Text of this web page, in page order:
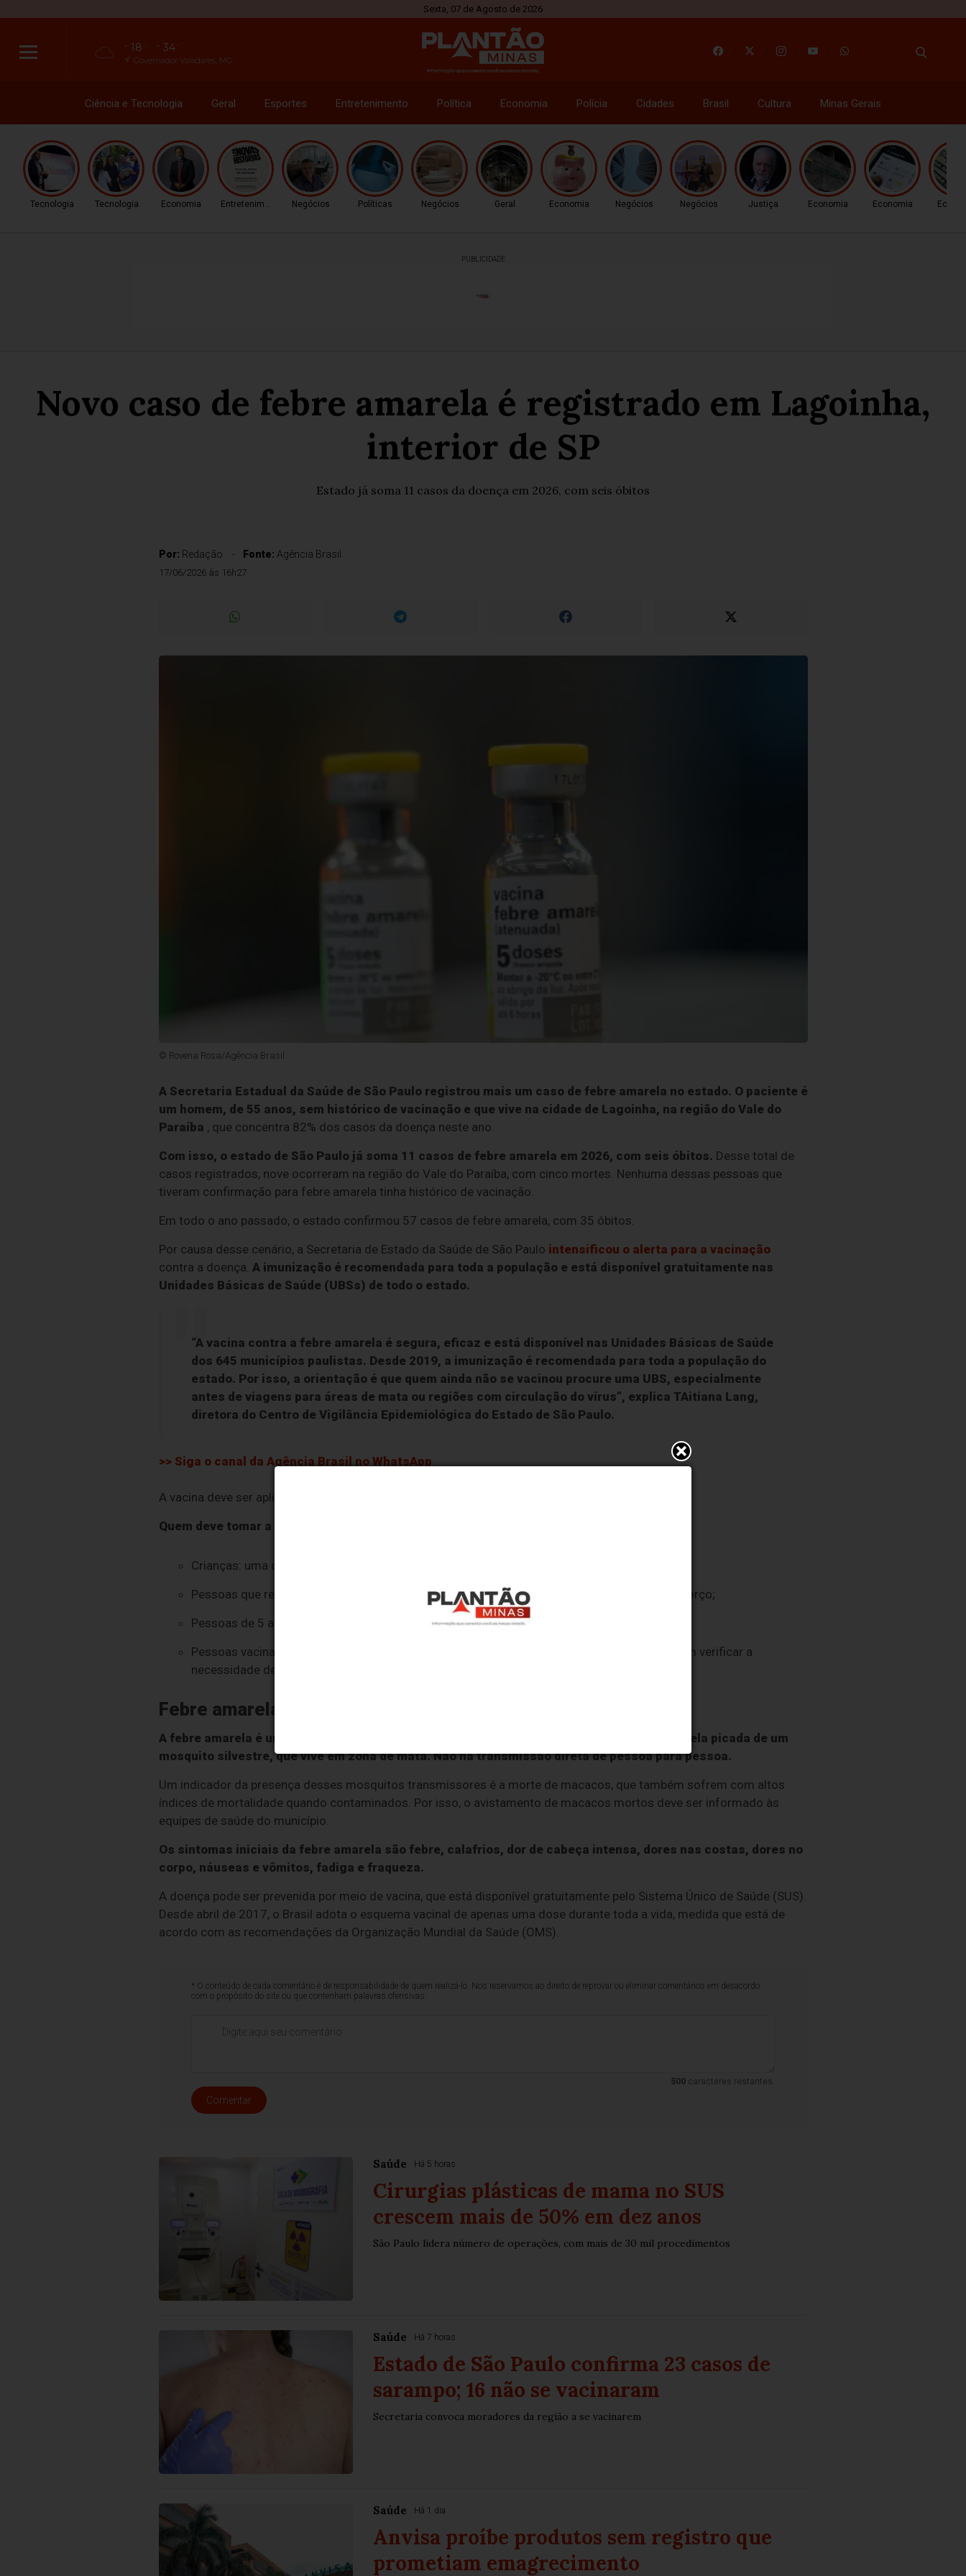
Sexta, 07 de Agosto de 2026
18 34
Governador Valadares, MG
Ciência e Tecnologia Geral Esportes Entretenimento Política Economia Polícia Cidades Brasil Cultura Minas Gerais
Tecnologia Tecnologia Economia Entretenimento Negócios Políticas Negócios Geral Economia Negócios Negócios Justiça Economia Economia
PUBLICIDADE
Novo caso de febre amarela é registrado em Lagoinha,
interior de SP
Estado já soma 11 casos da doença em 2026, com seis óbitos
Por: Redação Fonte: Agência Brasil
17/06/2026 às 16h27
© Rovena Rosa/Agência Brasil
A Secretaria Estadual da Saúde de São Paulo registrou mais um caso de febre amarela no estado. O paciente é
um homem, de 55 anos, sem histórico de vacinação e que vive na cidade de Lagoinha, na região do Vale do
Paraíba , que concentra 82% dos casos da doença neste ano.
Com isso, o estado de São Paulo já soma 11 casos de febre amarela em 2026, com seis óbitos. Desse total de
casos registrados, nove ocorreram na região do Vale do Paraíba, com cinco mortes. Nenhuma dessas pessoas que
tiveram confirmação para febre amarela tinha histórico de vacinação.
Em todo o ano passado, o estado confirmou 57 casos de febre amarela, com 35 óbitos.
Por causa desse cenário, a Secretaria de Estado da Saúde de São Paulo intensificou o alerta para a vacinação
contra a doença. A imunização é recomendada para toda a população e está disponível gratuitamente nas
Unidades Básicas de Saúde (UBSs) de todo o estado.
“A vacina contra a febre amarela é segura, eficaz e está disponível nas Unidades Básicas de Saúde
dos 645 municípios paulistas. Desde 2019, a imunização é recomendada para toda a população do
estado. Por isso, a orientação é que quem ainda não se vacinou procure uma UBS, especialmente
antes de viagens para áreas de mata ou regiões com circulação do vírus”, explica TAitiana Lang,
diretora do Centro de Vigilância Epidemiológica do Estado de São Paulo.
>> Siga o canal da Agência Brasil no WhatsApp
A vacina deve ser aplicada pelo menos 10 dias antes da exposição ao risco.
Quem deve tomar a vacina contra a febre amarela:
Crianças: uma dose aos 9 meses de idade e um reforço aos 4 anos;
Pessoas que receberam apenas uma dose antes dos 5 anos: devem tomar uma dose de reforço;
Pessoas de 5 a 59 anos que ainda não foram vacinadas devem receber uma dose única;
Pessoas vacinadas com dose fracionada em 2018, durante campanhas emergenciais, devem verificar a
necessidade de atualização da caderneta.
Febre amarela
A febre amarela é uma doença infecciosa febril aguda causada por um vírus, transmitido pela picada de um
mosquito silvestre, que vive em zona de mata. Não há transmissão direta de pessoa para pessoa.
Um indicador da presença desses mosquitos transmissores é a morte de macacos, que também sofrem com altos
índices de mortalidade quando contaminados. Por isso, o avistamento de macacos mortos deve ser informado às
equipes de saúde do município.
Os sintomas iniciais da febre amarela são febre, calafrios, dor de cabeça intensa, dores nas costas, dores no
corpo, náuseas e vômitos, fadiga e fraqueza.
A doença pode ser prevenida por meio de vacina, que está disponível gratuitamente pelo Sistema Único de Saúde (SUS).
Desde abril de 2017, o Brasil adota o esquema vacinal de apenas uma dose durante toda a vida, medida que está de
acordo com as recomendações da Organização Mundial da Saúde (OMS).
* O conteúdo de cada comentário é de responsabilidade de quem realizá-lo. Nos reservamos ao direito de reprovar ou eliminar comentários em desacordo
com o propósito do site ou que contenham palavras ofensivas.
500 caracteres restantes.
Comentar
Saúde Há 5 horas
Cirurgias plásticas de mama no SUS
crescem mais de 50% em dez anos
São Paulo lidera número de operações, com mais de 30 mil procedimentos
Saúde Há 7 horas
Estado de São Paulo confirma 23 casos de
sarampo; 16 não se vacinaram
Secretaria convoca moradores da região a se vacinarem
Saúde Há 1 dia
Anvisa proíbe produtos sem registro que
prometiam emagrecimento